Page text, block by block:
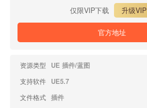
仅限VIP下载
升级VIP
官方地址
资源类型
UE 插件/蓝图
支持软件 UE5.7
文件格式 插件